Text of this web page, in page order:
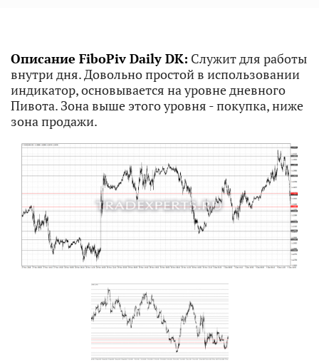
Описание FiboPiv Daily DK: Служит для работы
внутри дня. Довольно простой в использовании
индикатор, основывается на уровне дневного
Пивота. Зона выше этого уровня - покупка, ниже
зона продажи.